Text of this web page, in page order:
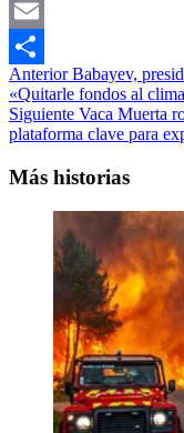
Link
X
Email
Compartir
Navegación
de
entradas
AnteriorBabayev,
«Quitarle fondos al
Siguiente Vaca Muerta
plataforma clave para
Más historias